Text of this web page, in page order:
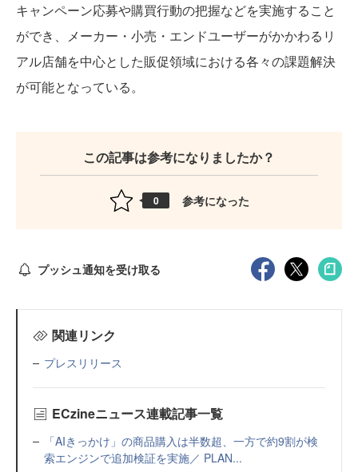
キャンペーン応募や購買行動の把握などを実施すること
ができ、メーカー・小売・エンドユーザーがかかわるリ
アル店舗を中心とした販促領域における各々の課題解決
が可能となっている。
この記事は参考になりましたか？
0 参考になった
プッシュ通知を受け取る
関連リンク
プレスリリース
ECzineニュース連載記事一覧
「AIきっかけ」の商品購入は半数超、一方で約9割が検
索エンジンで追加検証を実施／ PLAN...